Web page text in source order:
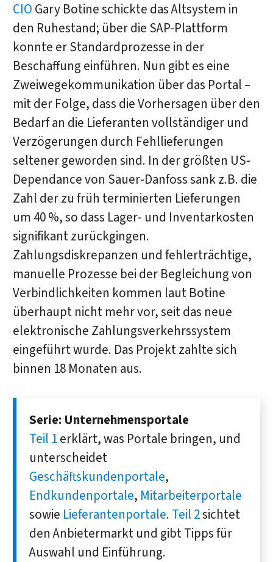
CIO Gary Botine schickte das Altsystem in
den Ruhestand; über die SAP-Plattform
konnte er Standardprozesse in der
Beschaffung einführen. Nun gibt es eine
Zweiwegekommunikation über das Portal –
mit der Folge, dass die Vorhersagen über den
Bedarf an die Lieferanten vollständiger und
Verzögerungen durch Fehllieferungen
seltener geworden sind. In der größten US-
Dependance von Sauer-Danfoss sank z.B. die
Zahl der zu früh terminierten Lieferungen
um 40 %, so dass Lager- und Inventarkosten
signifikant zurückgingen.
Zahlungsdiskrepanzen und fehlerträchtige,
manuelle Prozesse bei der Begleichung von
Verbindlichkeiten kommen laut Botine
überhaupt nicht mehr vor, seit das neue
elektronische Zahlungsverkehrssystem
eingeführt wurde. Das Projekt zahlte sich
binnen 18 Monaten aus.
Serie: Unternehmensportale
Teil 1erklärt, was Portale bringen, und
unter­scheidet
Geschäftskundenportale,
Endkundenportale, Mitarbeiterportale
sowie Lieferantenportale. Teil 2sichtet
den Anbieter­markt und gibt Tipps für
Aus­wahl und Einführung.